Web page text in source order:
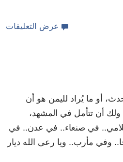
عرض التعليقات
أو ما يُراد لليمن هو أن
أن تتأمل في المشهد،
في صنعاء.. في عدن.. في
وفي مأرب.. ويا رعى الله ديار